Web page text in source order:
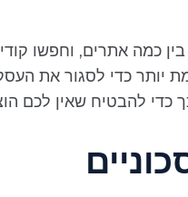
בין כמה אתרים, וחפשו
כדי לסגור את העסקה.
להבטיח שאין לכם